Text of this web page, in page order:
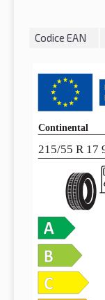
Codice EAN